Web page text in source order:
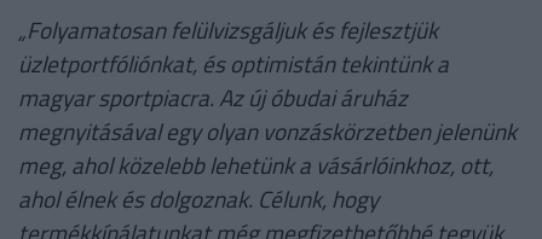
„Folyamatosan felülvizsgáljuk és fejlesztjük
üzletportfóliónkat, és optimistán tekintünk a
magyar sportpiacra. Az új óbudai áruház
megnyitásával egy olyan vonzáskörzetben jelenünk
meg, ahol közelebb lehetünk a vásárlóinkhoz, ott,
ahol élnek és dolgoznak. Célunk, hogy